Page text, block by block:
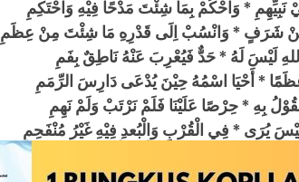
نَبِيِّهِمِ * وَاحْكُمْ بِمَا شِئْتَ مَدْحًا فِيْهِ وَاحْتَكِمِ
شَرَفٍ * وَانْسُبْ اِلَى قَدْرِهِ مَا شِئْتَ مِنْ عِظَمِ
لَيْسَ لَهُ * حَدٌّ فَيُعْرِبَ عَنْهُ نَاطِقٌ بِفَمِ
عِظَمًا * أَحْيَا اسْمُهُ حِيْنَ يُدْعَى دَارِسَ الرِّمَمِ
بِهِ * حِرْصًا عَلَيْنَا فَلَمْ نَرْتَبْ وَلَمْ نَهِمِ
يُرَى * فِي الْقُرْبِ وَالْبُعدِ فِيْهِ غَيْرُ مُنْفَحِمِ